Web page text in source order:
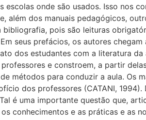
onde são usados. Isso nos
além dos manuais pedagógicos,
pois são leituras
seus prefácios, os autores
dos estudantes com a literatura
e constroem, a partir
métodos para conduzir a aula. Os
dos professores (CATANI,
é uma importante questão que,
conhecimentos e as práticas e as